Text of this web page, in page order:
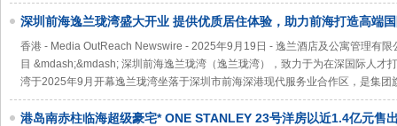
深圳前海逸兰珑湾盛大开业 提供优质居住体验，助力前海打造高端
香港 - Media OutReach Newswire - 2025年9月19日 - 逸兰酒店及公寓管理有
目 &mdash;&mdash; 深圳前海逸兰珑湾（逸兰珑湾），致力于为在深国际人才
湾于2025年9月开幕逸兰珑湾坐落于深圳市前海深港现代服务业合作区，是集团
港岛南赤柱临海超级豪宅* ONE STANLEY 23号洋房以近1.4亿元售